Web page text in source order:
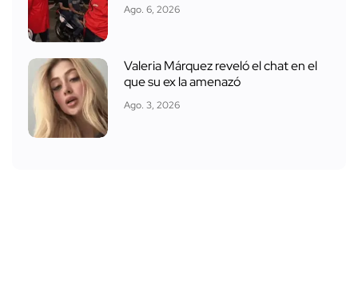
Ago. 6, 2026
Valeria Márquez reveló el chat en el
que su ex la amenazó
Ago. 3, 2026